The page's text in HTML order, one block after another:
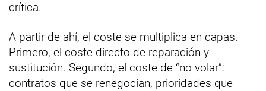
crítica.
A partir de ahí, el coste se multiplica en capas.
Primero, el coste directo de reparación y
sustitución. Segundo, el coste de “no volar”:
contratos que se renegocian, prioridades que